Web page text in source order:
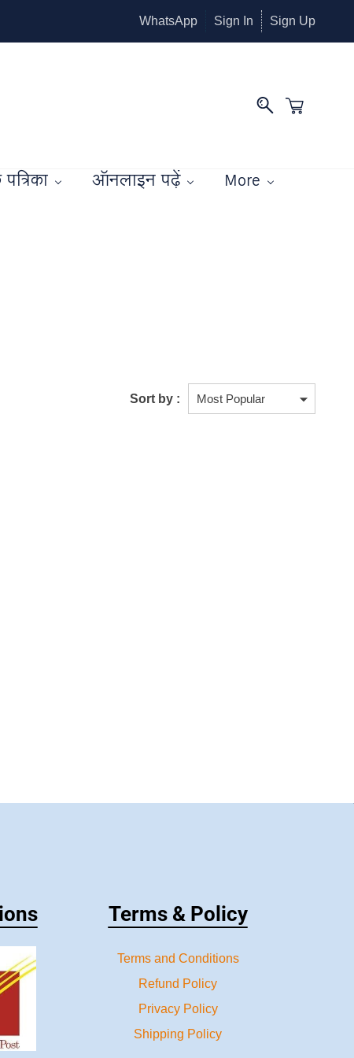
WhatsApp Sign In Sign Up
ऑनलाइन पढ़ें More
Sort by :
Terms & Policy
Terms and Conditions
Refund Policy
Privacy Policy
Shipping Policy